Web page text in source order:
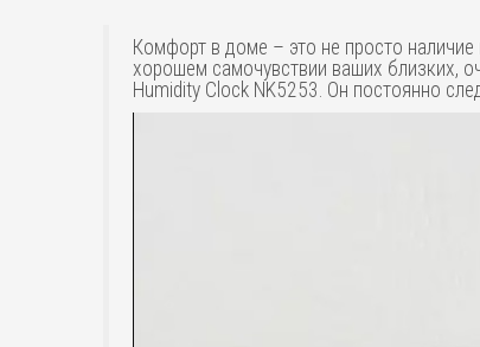
Комфорт в доме – это не просто
хорошем самочувствии ваших близких,
Humidity Clock NK5253. Он постоянно